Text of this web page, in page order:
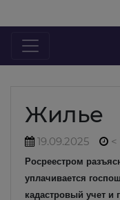
Жилье
19.09.2025 <
Росреестром
уплачивается
кадастровый учет и